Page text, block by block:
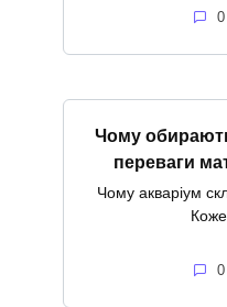
0
Чому
переваги
Чому акваріум
0